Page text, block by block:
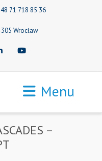
71 718 85 36
Wrocław
Youtube
Menu
–